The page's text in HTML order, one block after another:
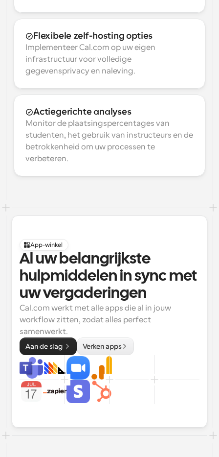
Flexibele zelf-hosting opties
Implementeer Cal.com op uw eigen
infrastructuur voor volledige
gegevensprivacy en naleving.
Actiegerichte analyses
Monitor de plaatsingspercentages van
studenten, het gebruik van instructeurs en de
betrokkenheid om uw processen te
verbeteren.
App-winkel
Al uw belangrijkste
hulpmiddelen in sync met
uw vergaderingen
Cal.com werkt met alle apps die al in jouw
workflow zitten, zodat alles perfect
samenwerkt.
Aan de slag Verken apps